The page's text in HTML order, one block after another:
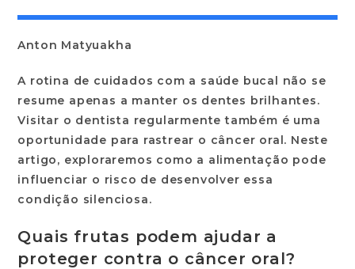
Anton Matyuakha
A rotina de cuidados com a saúde bucal não se
resume apenas a manter os dentes brilhantes.
Visitar o dentista regularmente também é uma
oportunidade para rastrear o câncer oral. Neste
artigo, exploraremos como a alimentação pode
influenciar o risco de desenvolver essa
condição silenciosa.
Quais frutas podem ajudar a
proteger contra o câncer oral?